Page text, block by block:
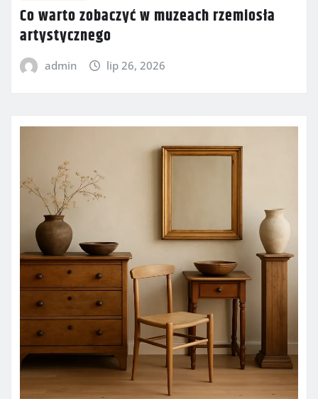
Co warto zobaczyć w muzeach rzemiosła
artystycznego
admin lip 26, 2026